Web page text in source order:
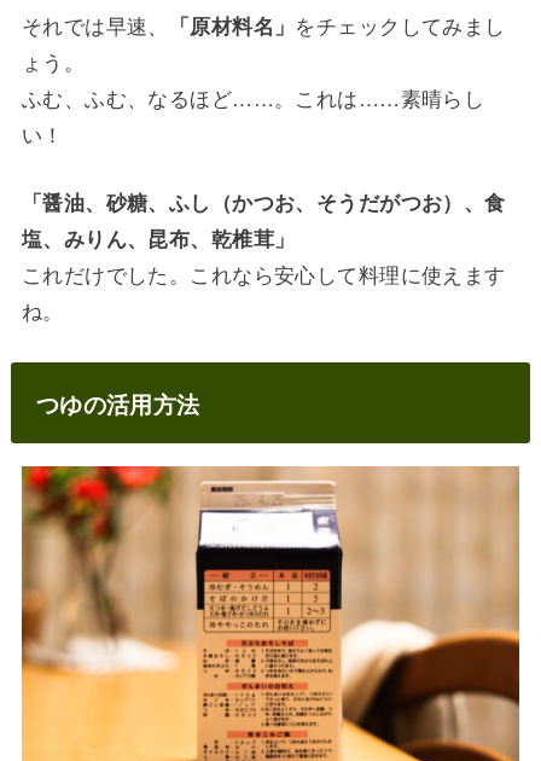
それでは早速、 「原材料名」 をチェックしてみまし
ょう。
ふむ、ふむ、なるほど……。これは……素晴らし
い！
「醤油、砂糖、ふし（かつお、そうだがつお）、食
塩、みりん、昆布、乾椎茸」
これだけでした。これなら安心して料理に使えます
ね。
つゆの活用方法